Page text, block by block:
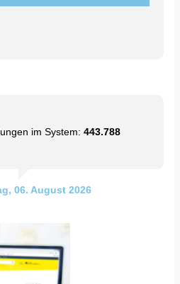
im System: 443.788
06. August 2026